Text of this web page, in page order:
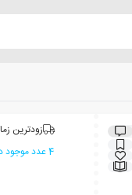
زودترین
4 عدد موجود در انبار ایران کتاب